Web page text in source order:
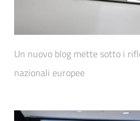
Un nuovo blog mette sotto i
nazionali europee